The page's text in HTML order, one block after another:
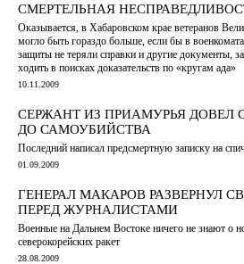
СМЕРТЕЛЬНАЯ
Оказывается, в Хабаровском крае ветеранов
могло быть гораздо больше, если бы в
защиты не теряли справки и другие документы,
ходить в поисках доказательств по «кругам ада»
10.11.2009
СЕРЖАНТ ИЗ ПРИАМУРЬЯ ДОВЕЛ
ДО САМОУБИЙСТВА
Последний написал предсмертную записку на
01.09.2009
ГЕНЕРАЛ МАКАРОВ РАЗВЕРНУЛ
ПЕРЕД ЖУРНАЛИСТАМИ
Военные на Дальнем Востоке ничего не знают о
северокорейских ракет
28.08.2009